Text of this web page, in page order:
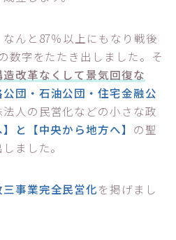
んと87％以上にもなり戦後
数字をたたき出しました。そ
造改革なくして景気回復な
公団・石油公団・住宅金融公
人の民営化などの小さな政
】と【中央から地方へ】 の聖
ました。
三事業完全民営化を掲げまし